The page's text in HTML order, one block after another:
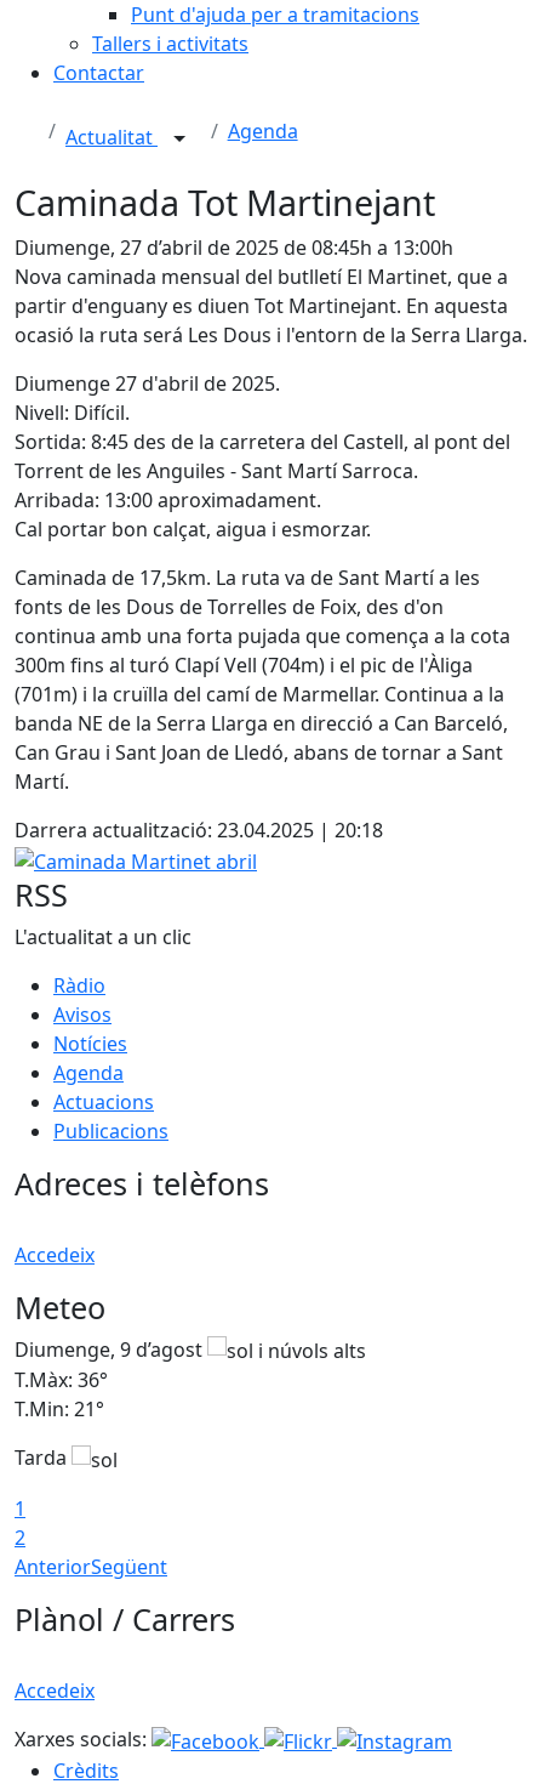
Punt d'ajuda per a tramitacions
Tallers i activitats
Contactar
Actualitat Agenda
Caminada Tot Martinejant
Diumenge, 27 d’abril de 2025 de 08:45h a 13:00h
Nova caminada mensual del butlletí El Martinet, que a
partir d'enguany es diuen Tot Martinejant. En aquesta
ocasió la ruta será Les Dous i l'entorn de la Serra Llarga.
Diumenge 27 d'abril de 2025.
Nivell: Difícil.
Sortida: 8:45 des de la carretera del Castell, al pont del
Torrent de les Anguiles - Sant Martí Sarroca.
Arribada: 13:00 aproximadament.
Cal portar bon calçat, aigua i esmorzar.
Caminada de 17,5km. La ruta va de Sant Martí a les
fonts de les Dous de Torrelles de Foix, des d'on
continua amb una forta pujada que comença a la cota
300m fins al turó Clapí Vell (704m) i el pic de l'Àliga
(701m) i la cruïlla del camí de Marmellar. Continua a la
banda NE de la Serra Llarga en direcció a Can Barceló,
Can Grau i Sant Joan de Lledó, abans de tornar a Sant
Martí.
Darrera actualització: 23.04.2025 | 20:18
Caminada Martinet abril
RSS
L'actualitat a un clic
Ràdio
Avisos
Notícies
Agenda
Actuacions
Publicacions
Adreces i telèfons
Accedeix
Meteo
Diumenge, 9 d’agost
T.Màx: 36°
T.Min: 21°
Tarda
1
2
AnteriorSegüent
Plànol / Carrers
Accedeix
Xarxes socials:
Crèdits